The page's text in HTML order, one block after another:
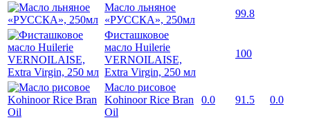
Масло льняное
«РУССКА», 250мл
99.8
Фисташковое
масло Huilerie
VERNOILAISE,
Extra Virgin, 250 мл
100
Масло рисовое
Kohinoor Rice Bran
Oil
0.0 91.5 0.0